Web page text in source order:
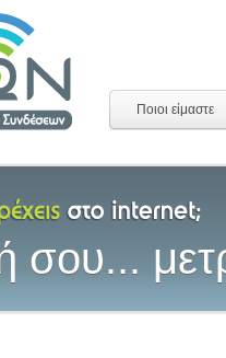
Ποιοι είμαστε
σου...